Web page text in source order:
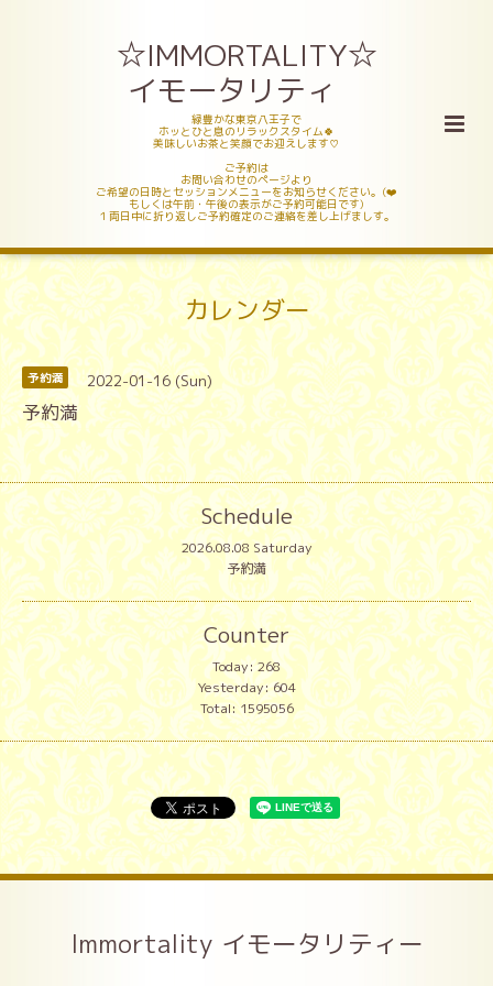
☆IMMORTALITY☆
イモータリティ
緑豊かな東京八王子で
ホッとひと息のリラックスタイム🍀
美味しいお茶と笑顔でお迎えします♡
ご予約は
お問い合わせのページより
ご希望の日時とセッションメニューをお知らせください。(❤️
もしくは午前・午後の表示がご予約可能日です)
１両日中に折り返しご予約確定のご連絡を差し上げましす。
カレンダー
予約満 2022-01-16 (Sun)
予約満
Schedule
2026.08.08 Saturday
予約満
Counter
Today:268
Yesterday:604
Total:1595056
Immortality イモータリティー